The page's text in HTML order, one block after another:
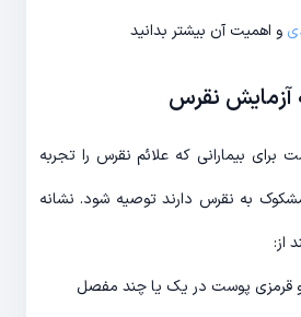
و اهمیت آن بیشتر بدانید
آزمایش نقرس
بیمارانی که علائم نقرس را تجربه
به نقرس دارند توصیه شود. نشانه
از:
قرمزی پوست در یک یا چند مفصل